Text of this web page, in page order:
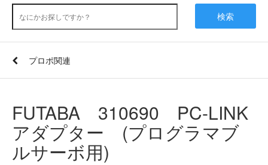
検索
プロポ関連
FUTABA 310690 PC-LINK
アダプター (プログラマブ
ルサーボ用)